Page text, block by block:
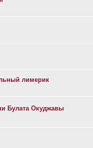
лимерик
Булата Окуджавы